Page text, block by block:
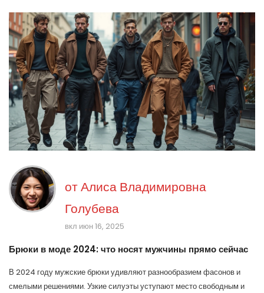
отАлиса Владимировна
Голубева
вкл июн 16, 2025
Брюки в моде 2024: что носят мужчины прямо сейчас
В 2024 году мужские брюки удивляют разнообразием фасонов и
смелыми решениями. Узкие силуэты уступают место свободным и